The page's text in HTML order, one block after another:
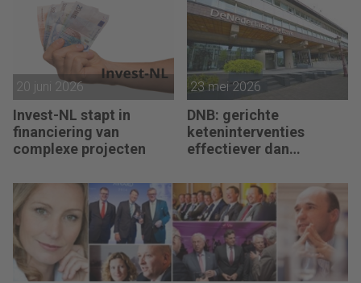
20 juni 2026
Invest-NL stapt in
financiering van
complexe projecten
23 mei 2026
DNB: gerichte
keteninterventies
effectiever dan
inflatieschokken